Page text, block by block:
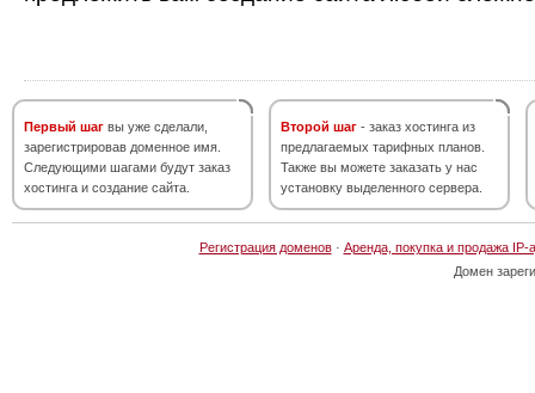
Первый шаг вы уже сделали,
зарегистрировав доменное имя.
Следующими шагами будут заказ
хостинга и создание сайта.
Второй шаг - заказ хостинга из
предлагаемых тарифных планов.
Также вы можете заказать у нас
установку выделенного сервера.
Регистрация доменов· Аренда, покупка и продажа IP-
Домен